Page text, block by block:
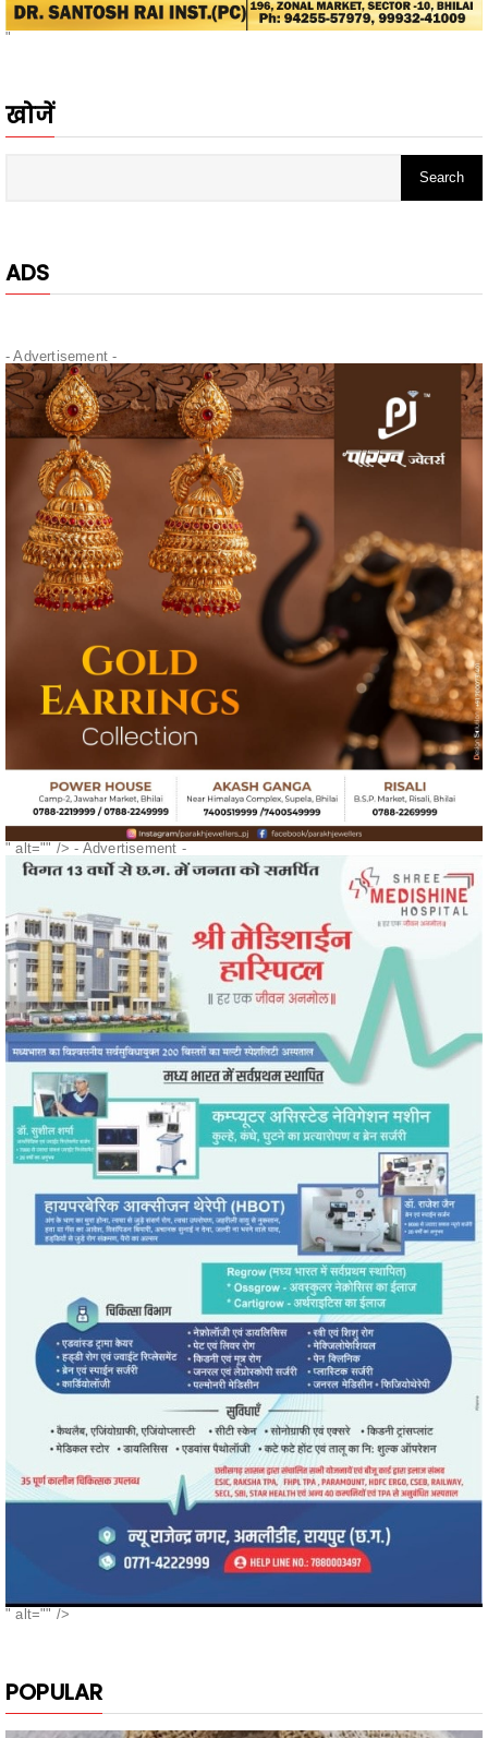
- Advertisement -
" alt="" />- Advertisement -
POPULAR